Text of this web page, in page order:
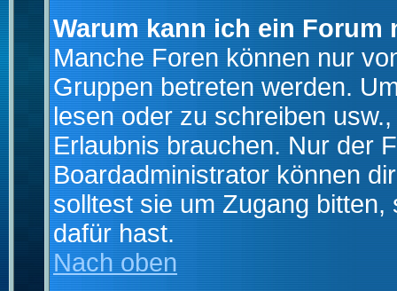
Warum kann ich ein Forum
Manche Foren können nur
Gruppen betreten werden.
lesen oder zu schreiben
Erlaubnis brauchen. Nur der
Boardadministrator können
solltest sie um Zugang
dafür hast.
Nach oben